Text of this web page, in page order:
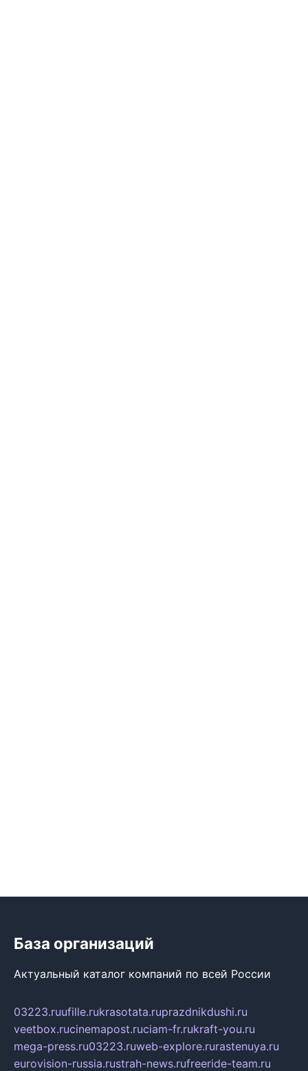
База организаций
Актуальный каталог компаний по всей России
03223.ruufille.rukrasotata.ruprazdnikdushi.ru
veetbox.rucinemapost.ruciam-fr.rukraft-you.ru
mega-press.ru03223.ruweb-explore.rurastenuya.ru
eurovision-russia.rustrah-news.rufreeride-team.ru